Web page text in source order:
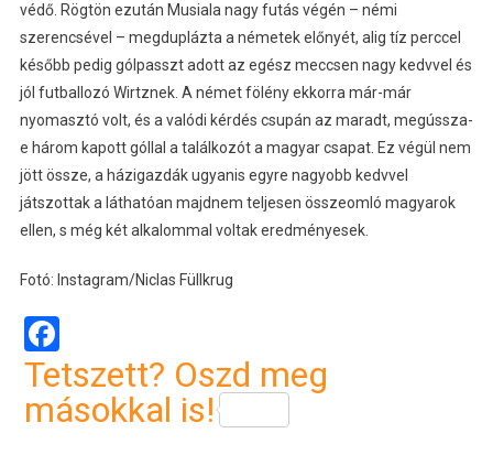
védő. Rögtön ezután Musiala nagy futás végén – némi
szerencsével – megduplázta a németek előnyét, alig tíz perccel
később pedig gólpasszt adott az egész meccsen nagy kedvvel és
jól futballozó Wirtznek. A német fölény ekkorra már-már
nyomasztó volt, és a valódi kérdés csupán az maradt, megússza-
e három kapott góllal a találkozót a magyar csapat. Ez végül nem
jött össze, a házigazdák ugyanis egyre nagyobb kedvvel
játszottak a láthatóan majdnem teljesen összeomló magyarok
ellen, s még két alkalommal voltak eredményesek.
Fotó: Instagram/Niclas Füllkrug
Facebook
Tetszett? Oszd meg
másokkal is!